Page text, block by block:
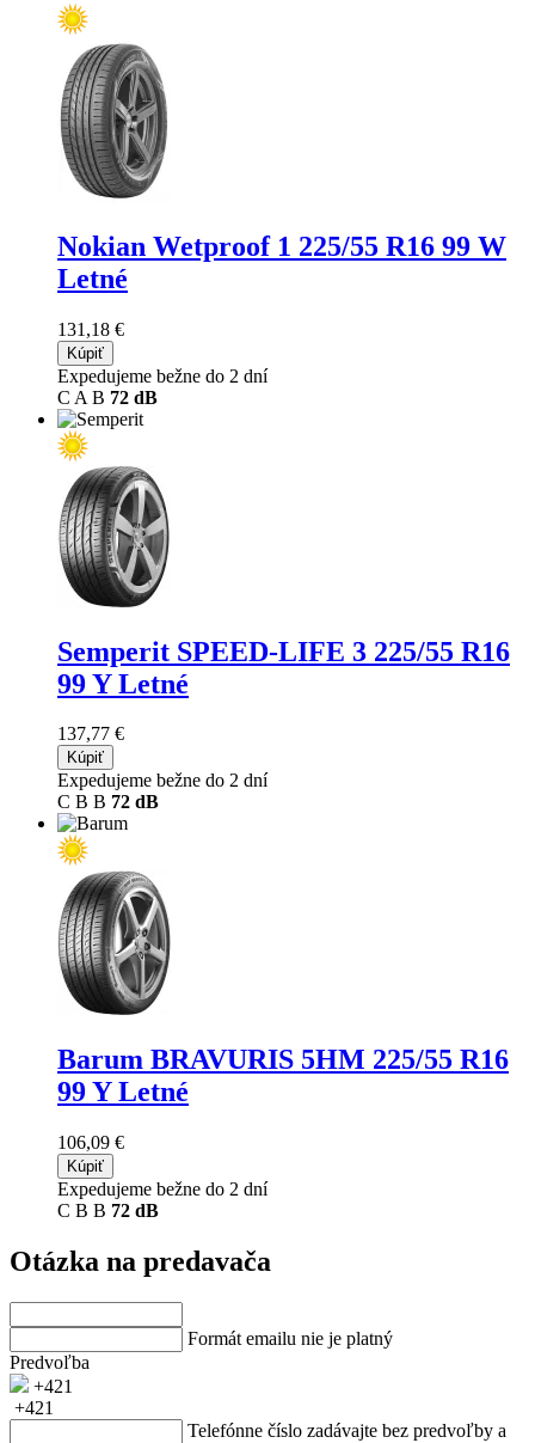
Nokian Wetproof 1 225/55 R16 99 W
Letné
131,18 €
Kúpiť
Expedujeme bežne do 2 dní
C A B 72 dB
Semperit SPEED-LIFE 3 225/55 R16
99 Y Letné
137,77 €
Kúpiť
Expedujeme bežne do 2 dní
C B B 72 dB
Barum BRAVURIS 5HM 225/55 R16
99 Y Letné
106,09 €
Kúpiť
Expedujeme bežne do 2 dní
C B B 72 dB
Otázka na predavača
Formát emailu nie je platný
Predvoľba
+421
+421
Telefónne číslo zadávajte bez predvoľby a